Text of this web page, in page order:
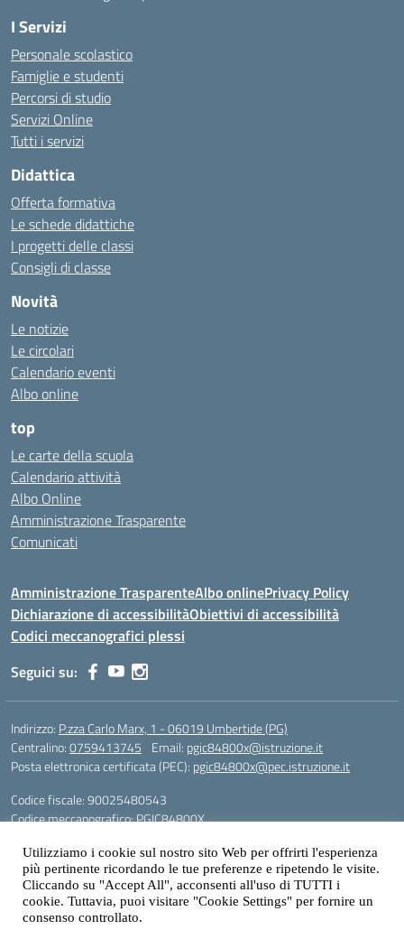
I Servizi
Personale scolastico
Famiglie e studenti
Percorsi di studio
Servizi Online
Tutti i servizi
Didattica
Offerta formativa
Le schede didattiche
I progetti delle classi
Consigli di classe
Novità
Le notizie
Le circolari
Calendario eventi
Albo online
top
Le carte della scuola
Calendario attività
Albo Online
Amministrazione Trasparente
Comunicati
Amministrazione TrasparenteAlbo onlinePrivacy Policy
Dichiarazione di accessibilitàObiettivi di accessibilità
Codici meccanografici plessi
Seguici su:
Indirizzo: P.zza Carlo Marx, 1 - 06019 Umbertide (PG)
Centralino:0759413745 Email: pgic84800x@istruzione.it
Posta elettronica certificata (PEC): pgic84800x@pec.istruzione.it
Codice fiscale: 90025480543
Codice meccanografico:PGIC84800X
Gestione sito web: prof. Paolo Chitarrai
Utilizziamo i cookie sul nostro sito Web per offrirti l'esperienza
più pertinente ricordando le tue preferenze e ripetendo le visite.
Cliccando su "Accept All", acconsenti all'uso di TUTTI i
cookie. Tuttavia, puoi visitare "Cookie Settings" per fornire un
consenso controllato.